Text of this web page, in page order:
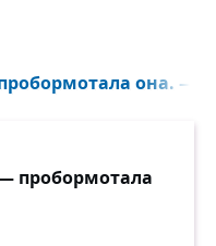
она. —
пробормотала